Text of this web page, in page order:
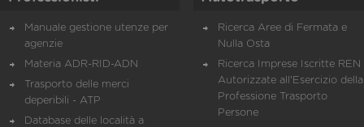
Manuale gestione utenze per
agenzie
Materia ADR-RID-ADN
Trasporto delle merci
deperibili - ATP
Database delle località a
Ricerca Aree di Fermata e
Nulla Osta
Ricerca Imprese Iscritte REN
Autorizzate all'Esercizio della
Professione Trasporto
Persone